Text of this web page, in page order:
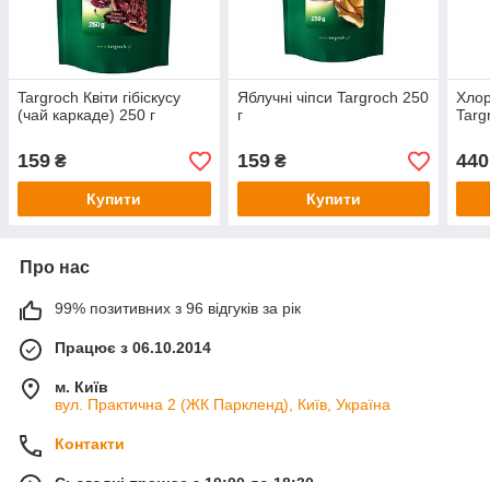
Targroch Квіти гібіскусу
(чай каркаде) 250 г
159 ₴
Купити
Яблучні чіпси Targroch 250
г
159₴
Купити
440
Про нас
99% позитивних з 96 відгуків за рік
Працює з 06.10.2014
м. Київ
вул. Практична 2 (ЖК Паркленд), Київ, Україна
Контакти